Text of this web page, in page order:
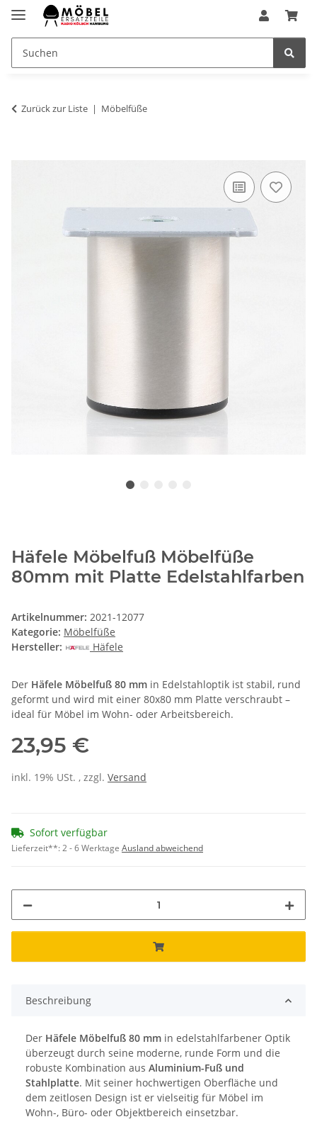
Zurück zur Liste Möbelfüße
Häfele Möbelfuß Möbelfüße
80mm mit Platte Edelstahlfarben
Artikelnummer: 2021-12077
Kategorie: Möbelfüße
Hersteller:
Häfele
Der Häfele Möbelfuß 80 mm in Edelstahloptik ist stabil, rund
geformt und wird mit einer 80x80 mm Platte verschraubt –
ideal für Möbel im Wohn- oder Arbeitsbereich.
23,95 €
inkl. 19% USt. , zzgl. Versand
Sofort verfügbar
Lieferzeit**:2 - 6 Werktage Ausland abweichend
Beschreibung
Der Häfele Möbelfuß 80 mm in edelstahlfarbener Optik
überzeugt durch seine moderne, runde Form und die
robuste Kombination aus Aluminium-Fuß und
Stahlplatte. Mit seiner hochwertigen Oberfläche und
dem zeitlosen Design ist er vielseitig für Möbel im
Wohn-, Büro- oder Objektbereich einsetzbar.